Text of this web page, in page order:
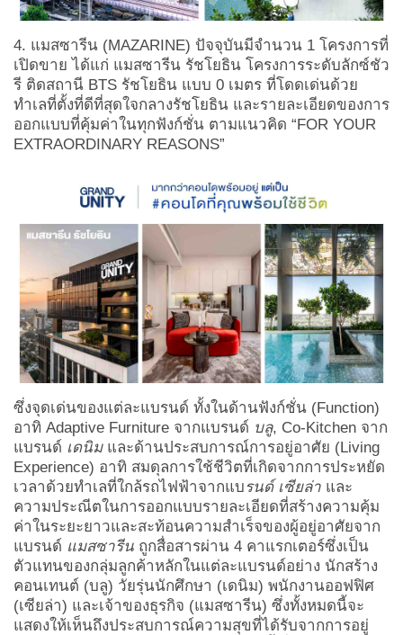
4. แมสซารีน (MAZARINE) ปัจจุบันมีจำนวน 1 โครงการที่
เปิดขาย ได้แก่ แมสซารีน รัชโยธิน โครงการระดับลักซ์ชัว
รี ติดสถานี BTS รัชโยธิน แบบ 0 เมตร ที่โดดเด่นด้วย
ทำเลที่ตั้งที่ดีที่สุดใจกลางรัชโยธิน และรายละเอียดของการ
ออกแบบที่คุ้มค่าในทุกฟังก์ชั่น ตามแนวคิด “FOR YOUR
EXTRAORDINARY REASONS”
ซึ่งจุดเด่นของแต่ละแบรนด์ ทั้งในด้านฟังก์ชั่น (Function)
อาทิ Adaptive Furniture จากแบรนด์ บลู, Co-Kitchen จาก
แบรนด์ เดนิมและด้านประสบการณ์การอยู่อาศัย (Living
Experience) อาทิ สมดุลการใช้ชีวิตที่เกิดจากการประหยัด
เวลาด้วยทำเลที่ใกล้รถไฟฟ้าจากแบรนด์ เซียล่า และ
ความประณีตในการออกแบบรายละเอียดที่สร้างความคุ้ม
ค่าในระยะยาวและสะท้อนความสำเร็จของผู้อยู่อาศัยจาก
แบรนด์ แมสซารีน ถูกสื่อสารผ่าน 4 คาแรกเตอร์ซึ่งเป็น
ตัวแทนของกลุ่มลูกค้าหลักในแต่ละแบรนด์อย่าง นักสร้าง
คอนเทนต์ (บลู) วัยรุ่นนักศึกษา (เดนิม) พนักงานออฟฟิศ
(เซียล่า) และเจ้าของธุรกิจ (แมสซารีน) ซึ่งทั้งหมดนี้จะ
แสดงให้เห็นถึงประสบการณ์ความสุขที่ได้รับจากการอยู่